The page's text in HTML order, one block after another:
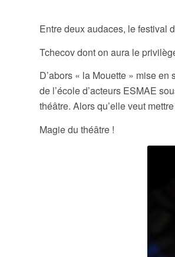
Entre deux audaces, le festival
Tchecov dont on aura le
D’abors « la Mouette » mise
de l’école d’acteurs ESMAE
théâtre. Alors qu’elle veut
Magie du théâtre !